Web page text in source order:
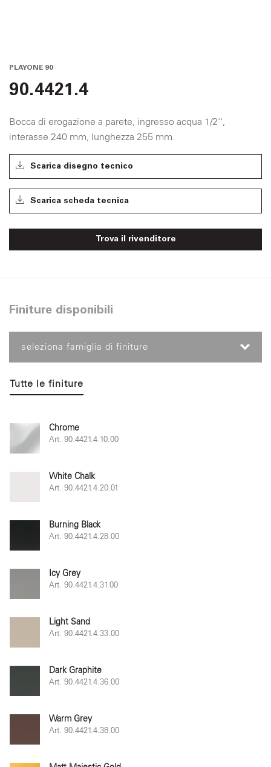
PLAYONE 90
90.4421.4
Bocca di erogazione a parete, ingresso acqua 1/2'',
interasse 240 mm, lunghezza 255 mm.
Scarica disegno tecnico
Scarica scheda tecnica
Trova il rivenditore
Finiture disponibili
seleziona famiglia di finiture
Tutte le finiture
Chrome
Art. 90.4421.4.10.00
White Chalk
Art. 90.4421.4.20.01
Burning Black
Art. 90.4421.4.28.00
Icy Grey
Art. 90.4421.4.31.00
Light Sand
Art. 90.4421.4.33.00
Dark Graphite
Art. 90.4421.4.36.00
Warm Grey
Art. 90.4421.4.38.00